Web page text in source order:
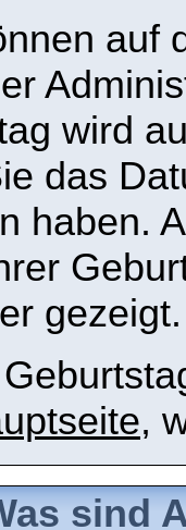
auf
wird
das
haben.
gezeigt.
,
sind